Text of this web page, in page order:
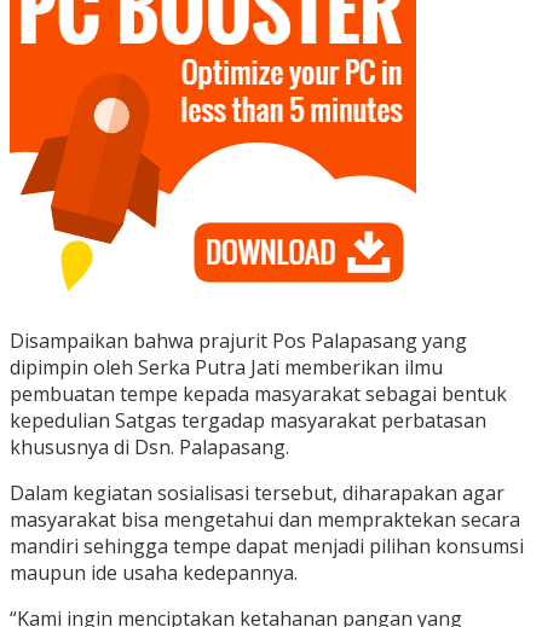
Disampaikan bahwa prajurit Pos Palapasang yang
dipimpin oleh Serka Putra Jati memberikan ilmu
pembuatan tempe kepada masyarakat sebagai bentuk
kepedulian Satgas tergadap masyarakat perbatasan
khususnya di Dsn. Palapasang.
Dalam kegiatan sosialisasi tersebut, diharapakan agar
masyarakat bisa mengetahui dan mempraktekan secara
mandiri sehingga tempe dapat menjadi pilihan konsumsi
maupun ide usaha kedepannya.
“Kami ingin menciptakan ketahanan pangan yang